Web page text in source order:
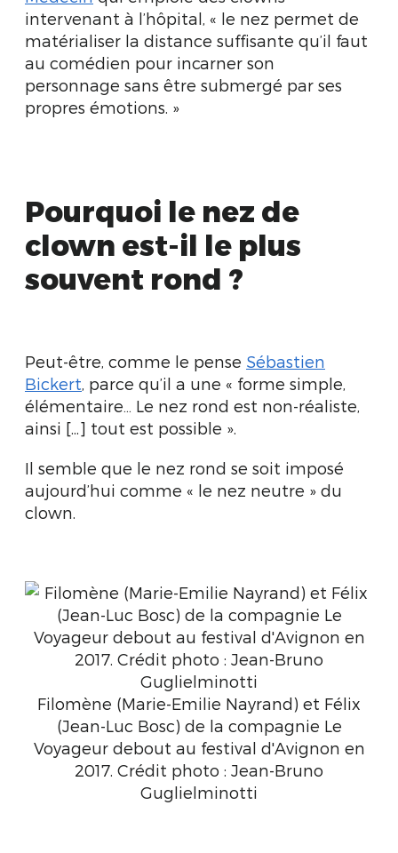
intervenant à l’hôpital, « le nez permet de
matérialiser la distance suffisante qu’il faut
au comédien pour incarner son
personnage sans être submergé par ses
propres émotions. »
Pourquoi le nez de
clown est-il le plus
souvent rond ?
Peut-être, comme le pense Sébastien
Bickert, parce qu’il a une « forme simple,
élémentaire… Le nez rond est non-réaliste,
ainsi [...] tout est possible ».
Il semble que le nez rond se soit imposé
aujourd’hui comme « le nez neutre » du
clown.
Filomène (Marie-Emilie Nayrand) et Félix
(Jean-Luc Bosc) de la compagnie Le
Voyageur debout au festival d'Avignon en
2017. Crédit photo : Jean-Bruno
Guglielminotti